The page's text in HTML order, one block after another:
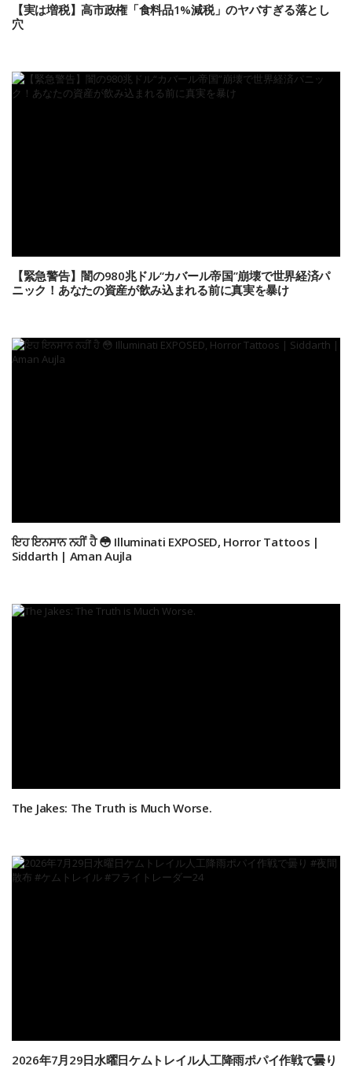
【実は増税】高市政権「食料品1%減税」のヤバすぎる落とし
穴
【緊急警告】闇の980兆ドル“カバール帝国”崩壊で世界経済パ
ニック！あなたの資産が飲み込まれる前に真実を暴け
ਇਹ ਇਨਸਾਨ ਨਹੀਂ ਹੈ 😳 Illuminati EXPOSED, Horror Tattoos |
Siddarth | Aman Aujla
The Jakes: The Truth is Much Worse.
2026年7月29日水曜日ケムトレイル人工降雨ポパイ作戦で曇り